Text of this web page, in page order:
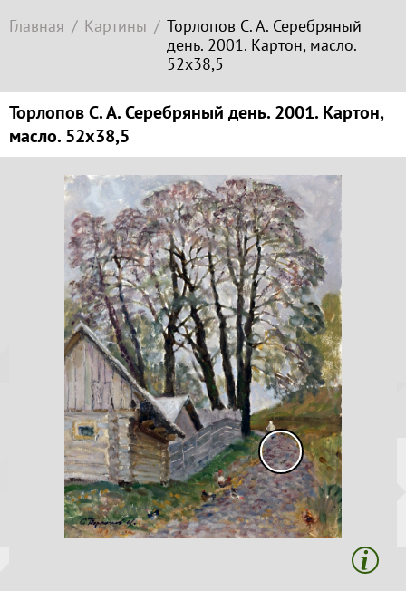
Главная Картины
Торлопов С. А. Серебряный
день. 2001. Картон, масло.
52х38,5
Торлопов С. А. Серебряный день. 2001. Картон,
масло. 52х38,5
Копировать
Копируйте
координаты
места
Копировать
зарубежное
искусство
Локация
Гора
Левитана
Заречье
Набережная
Торговая
площадь
Верхний
Плёс
Волга и
левый берег
Время
года на
картине
Зима